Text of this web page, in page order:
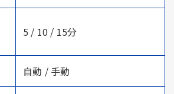
5 / 10 / 15分
自動 / 手動